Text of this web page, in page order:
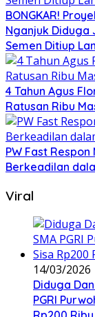
BONGKAR!
Nganjuk Diduga
Semen Ditiup
4 Tahun Agus
Ratusan Ribu
PW Fast
Berkeadilan
Viral
14/03/2026
Diduga
PGRI